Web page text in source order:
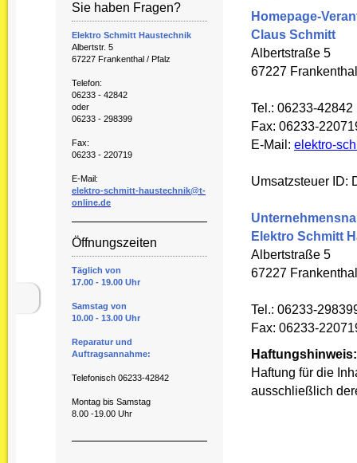
Sie haben Fragen?
Elektro Schmitt Haustechnik
Albertstr. 5
67227 Frankenthal / Pfalz
Telefon:
06233 - 42842
oder
06233 - 298399
Fax:
06233 - 220719
E-Mail:
elektro-schmitt-haustechnik@t-
online.de
Öffnungszeiten
Täglich von
17.00 - 19.00 Uhr
Samstag von
10.00 - 13.00 Uhr
Reparatur und
Auftragsannahme:
Telefonisch 06233-42842
Montag bis Samstag
8.00 -19.00 Uhr
Homepage-
Claus Schmitt
Albertstraße 5
67227 Frankenthal
Tel.: 06233-42842
Fax: 06233-
E-Mail: elektro-
Umsatzsteuer ID:
Elektro Schmitt
Albertstraße 5
67227 Frankenthal
Tel.: 06233-
Fax: 06233-
Haftungshinweis:
Haftung für die
ausschließlich